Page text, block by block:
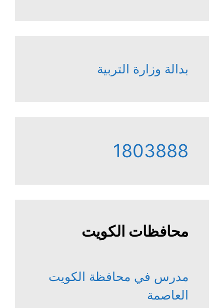
بدالة وزارة التربية
1803888
محافظات الكويت
مدرس في محافظة الكويت
العاصمة